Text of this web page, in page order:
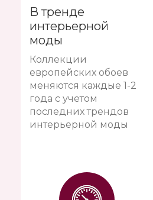
В тренде
интерьерной
моды
Коллекции
европейских обоев
меняются каждые 1-2
года с учетом
последних трендов
интерьерной моды